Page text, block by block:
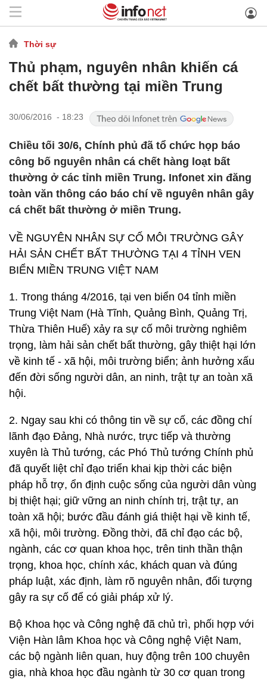
Thời sự
Thủ phạm, nguyên nhân khiến cá
chết bất thường tại miền Trung
30/06/2016 - 18:23
Chiều tối 30/6, Chính phủ đã tổ chức họp báo
công bố nguyên nhân cá chết hàng loạt bất
thường ở các tỉnh miền Trung. Infonet xin đăng
toàn văn thông cáo báo chí về nguyên nhân gây
cá chết bất thường ở miền Trung.
VỀ NGUYÊN NHÂN SỰ CỐ MÔI TRƯỜNG GÂY
HẢI SẢN CHẾT BẤT THƯỜNG TẠI 4 TỈNH VEN
BIỂN MIỀN TRUNG VIỆT NAM
1. Trong tháng 4/2016, tại ven biển 04 tỉnh miền
Trung Việt Nam (Hà Tĩnh, Quảng Bình, Quảng Trị,
Thừa Thiên Huế) xảy ra sự cố môi trường nghiêm
trọng, làm hải sản chết bất thường, gây thiệt hại lớn
về kinh tế - xã hội, môi trường biển; ảnh hưởng xấu
đến đời sống người dân, an ninh, trật tự an toàn xã
hội.
2. Ngay sau khi có thông tin về sự cố, các đồng chí
lãnh đạo Đảng, Nhà nước, trực tiếp và thường
xuyên là Thủ tướng, các Phó Thủ tướng Chính phủ
đã quyết liệt chỉ đạo triển khai kịp thời các biện
pháp hỗ trợ, ổn định cuộc sống của người dân vùng
bị thiệt hại; giữ vững an ninh chính trị, trật tự, an
toàn xã hội; bước đầu đánh giá thiệt hại về kinh tế,
xã hội, môi trường. Đồng thời, đã chỉ đạo các bộ,
ngành, các cơ quan khoa học, trên tinh thần thận
trọng, khoa học, chính xác, khách quan và đúng
pháp luật, xác định, làm rõ nguyên nhân, đối tượng
gây ra sự cố để có giải pháp xử lý.
Bộ Khoa học và Công nghệ đã chủ trì, phối hợp với
Viện Hàn lâm Khoa học và Công nghệ Việt Nam,
các bộ ngành liên quan, huy động trên 100 chuyên
gia, nhà khoa học đầu ngành từ 30 cơ quan trong